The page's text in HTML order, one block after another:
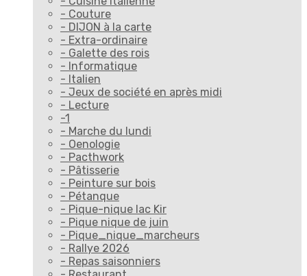
- Couture
- DIJON à la carte
- Extra-ordinaire
- Galette des rois
- Informatique
- Italien
- Jeux de société en après midi
- Lecture
-1
- Marche du lundi
- Oenologie
- Pacthwork
- Pâtisserie
- Peinture sur bois
- Pétanque
- Pique-nique lac Kir
- Pique nique de juin
- Pique_nique_marcheurs
- Rallye 2026
- Repas saisonniers